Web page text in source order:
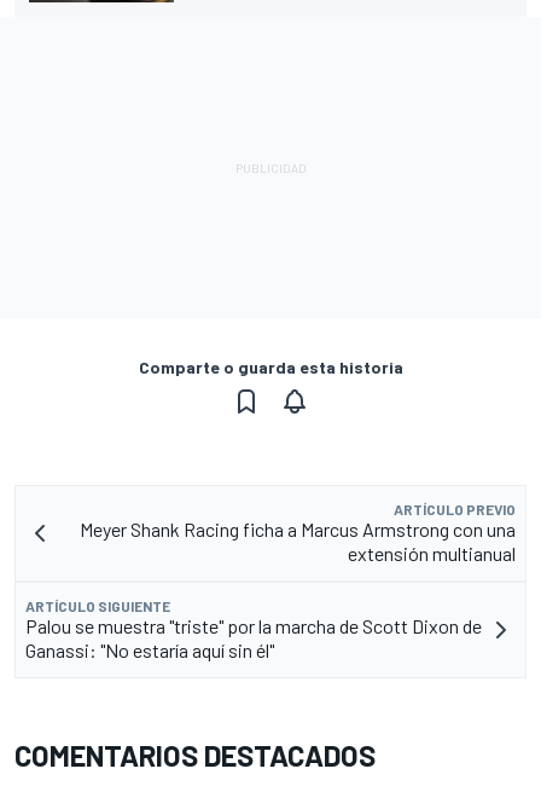
Comparte o guarda esta historia
ARTÍCULO PREVIO
Meyer Shank Racing ficha a Marcus Armstrong con una
extensión multianual
ARTÍCULO SIGUIENTE
Palou se muestra "triste" por la marcha de Scott Dixon de
Ganassi: "No estaría aquí sin él"
COMENTARIOS DESTACADOS